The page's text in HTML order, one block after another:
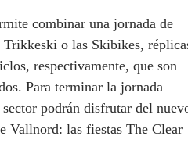
combinar una jornada de
o las Skibikes,
respectivamente, que son
Para terminar la jornada
podrán disfrutar del
Vallnord: las fiestas The Clear